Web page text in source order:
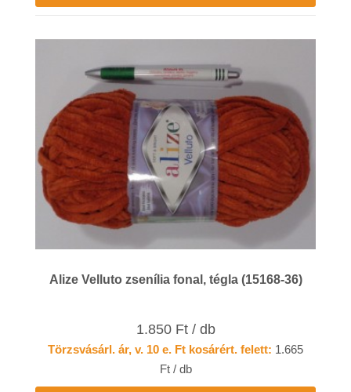
Alize Velluto zsenília fonal, tégla (15168-36)
1.850 Ft / db
Törzsvásárl. ár, v. 10 e. Ft kosárért. felett: 1.665
Ft / db